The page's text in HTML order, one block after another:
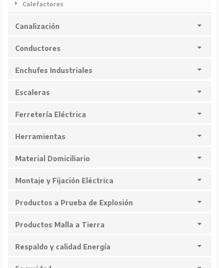
Calefactores
Canalización
Conductores
Enchufes Industriales
Escaleras
Ferretería Eléctrica
Herramientas
Material Domiciliario
Montaje y Fijación Eléctrica
Productos a Prueba de Explosión
Productos Malla a Tierra
Respaldo y calidad Energía